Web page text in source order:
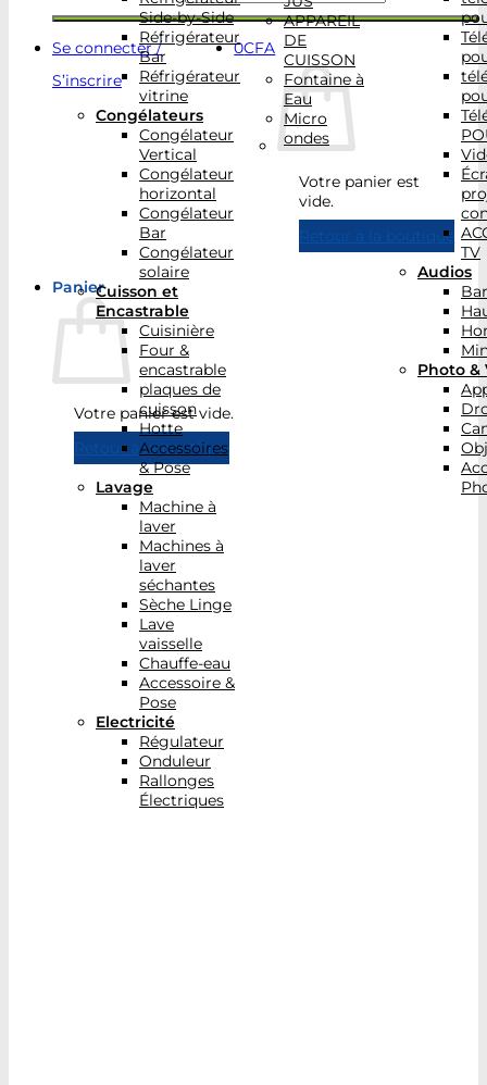
Se connecter /
S’inscrire
0CFA
Votre panier est
vide.
Retour à la boutique
Panier
Votre panier est vide.
Retour à la boutique
Side-by-Side
Réfrigérateur
Bar
Réfrigérateur
vitrine
Congélateurs
Congélateur
Vertical
Congélateur
horizontal
Congélateur
Bar
Congélateur
solaire
Cuisson et
Encastrable
Cuisinière
Four &
encastrable
plaques de
cuisson
Hotte
Accessoires
& Pose
Lavage
Machine à
laver
Machines à
laver
séchantes
Sèche Linge
Lave
vaisselle
Chauffe-eau
Accessoire &
Pose
Electricité
Régulateur
Onduleur
Rallonges
Électriques
APPAREIL
DE
CUISSON
Fontaine à
Eau
Micro
ondes
TV
Audios
Photo &